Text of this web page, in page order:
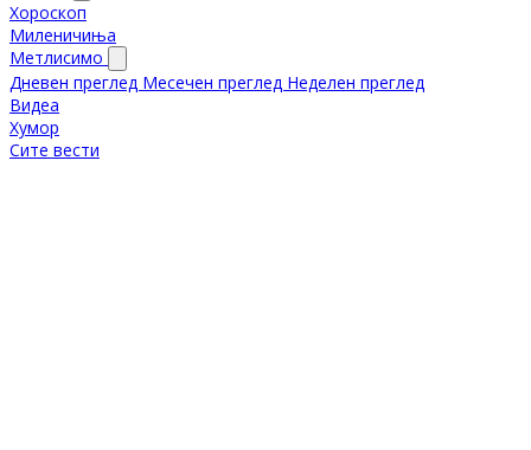
Хороскоп
Миленичиња
Метлисимо
Дневен преглед Месечен преглед Неделен преглед
Видеа
Хумор
Сите вести